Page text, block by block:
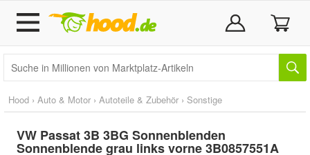
Hood › Auto & Motor › Autoteile & Zubehör › Sonstige
VW Passat 3B 3BG Sonnenblenden
Sonnenblende grau links vorne 3B0857551A